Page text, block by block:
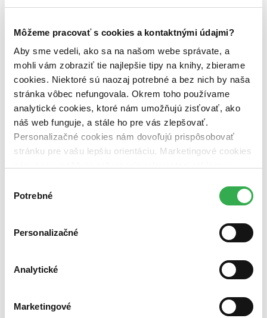
Môžeme pracovať s cookies a kontaktnými údajmi?
Aby sme vedeli, ako sa na našom webe správate, a
mohli vám zobraziť tie najlepšie tipy na knihy, zbierame
cookies. Niektoré sú naozaj potrebné a bez nich by naša
stránka vôbec nefungovala. Okrem toho používame
analytické cookies, ktoré nám umožňujú zisťovať, ako
náš web funguje, a stále ho pre vás zlepšovať.
Personalizačné cookies nám dovoľujú prispôsobovať
stránku pre vašu lepšiu orientáciu. Marketingové cookies
nám pomohlo, keby sme mohli používať všetky tieto
súhlasu
Potrebné
Personalizačné
Analytické
Marketingové
Dostupnosť
predpredaj (0 titulov)predpredaj
pripravujeme (0 titulov)
pripravujeme
dostupná (bez vypredaných) (0 titulov)dostupná (bez
vypredaných)
Nové / čítané
nová
čítaná (0 titulov)čítaná
čítaná - výborný stav (0 titulov)čítaná - výborný stav
čítaná - mierne opotrebovaná (0 titulov)čítaná - mierne
opotrebovaná
vypredaných kníh
Zúžiť výber
Bestsellery
Najdrahšie